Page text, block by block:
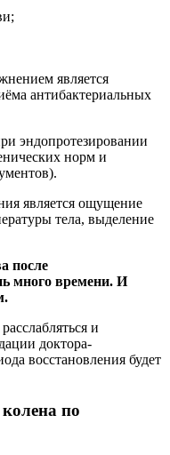
является
антибактериальных
эндопротезировании
норм и
является ощущение
тела, выделение
после
много времени. И
и
доктора-
восстановления будет
по